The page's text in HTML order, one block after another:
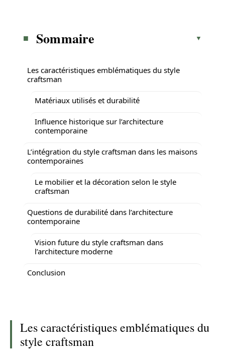
Sommaire
Les caractéristiques emblématiques du style
craftsman
Matériaux utilisés et durabilité
Influence historique sur l’architecture
contemporaine
L’intégration du style craftsman dans les maisons
contemporaines
Le mobilier et la décoration selon le style
craftsman
Questions de durabilité dans l’architecture
contemporaine
Vision future du style craftsman dans
l’architecture moderne
Conclusion
Les caractéristiques emblématiques du
style craftsman